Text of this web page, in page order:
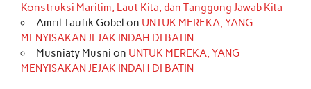
k
a
m
s
t
n
Konstruksi Maritim, Laut Kita, dan Tanggung Jawab Kita
Amril Taufik Gobel on UNTUK MEREKA, YANG
MENYISAKAN JEJAK INDAH DI BATIN
Musniaty Musni on UNTUK MEREKA, YANG
MENYISAKAN JEJAK INDAH DI BATIN